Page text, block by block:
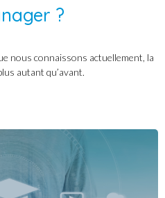
?
nous connaissons actuellement, la
autant qu’avant.